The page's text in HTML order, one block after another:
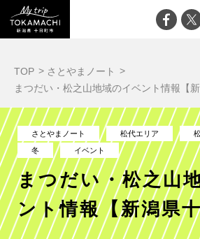
TOP
さとやまノート
まつだい・松之山地域のイベント情報【新
さとやまノート 松代エリア
冬
イベント
まつだい・松之山
ント情報【新潟県